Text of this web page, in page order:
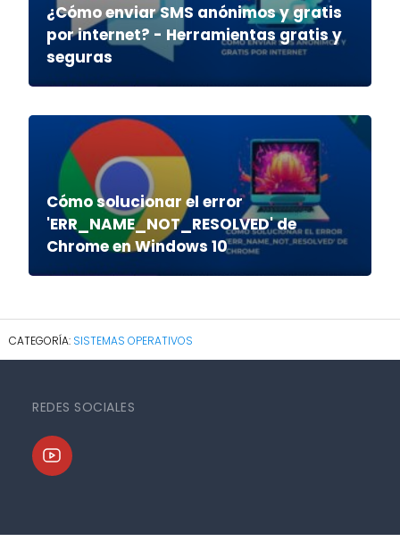
¿Cómo enviar SMS anónimos y gratis
por internet? - Herramientas gratis y
seguras
Cómo solucionar el error
'ERR_NAME_NOT_RESOLVED' de
Chrome en Windows 10
SISTEMAS OPERATIVOS
REDES SOCIALES